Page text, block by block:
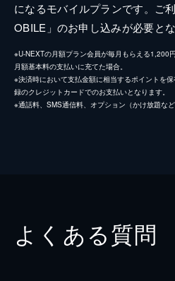
になるモバイルプランです。ご
OBILE」のお申し込みが必要とな
※U-NEXTの月額プラン会員が毎月もらえる1,200
月額基本料の支払いに充てた場合。
※決済時において支払金額に相当するポイントを
録のクレジットカードでのお支払いとなります。
※通話料、SMS通信料、オプション（かけ放題な
よくある質問